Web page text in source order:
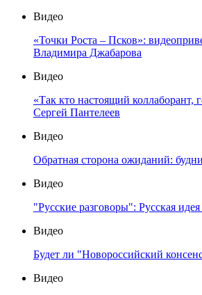
Видео
«Точки Роста – Псков»:
Владимира Джабарова
Видео
«Так кто настоящий коллаборант,
Сергей Пантелеев
Видео
Обратная сторона ожиданий:
Видео
"Русские разговоры": Русская
Видео
Будет ли "Новороссийский
Видео